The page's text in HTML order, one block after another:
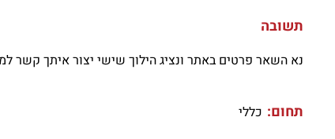
תשובה
נא השאר פרטים באתר ונציג הילוך שישי יצור איתך קשר
תחום: כללי